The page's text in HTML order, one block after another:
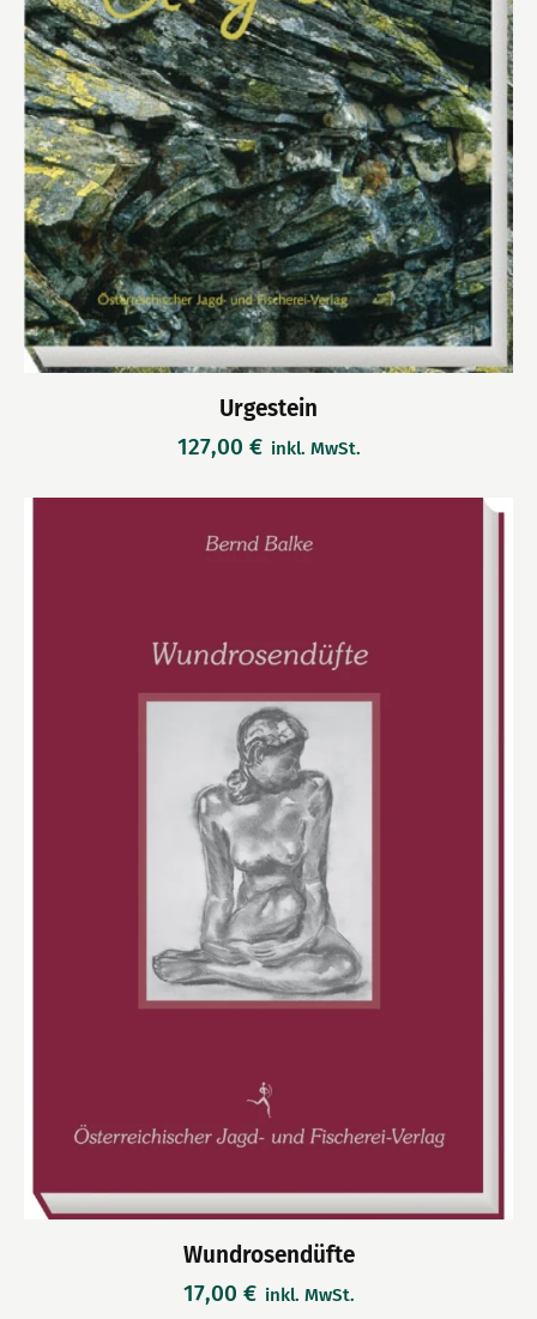
Urgestein
127,00 € inkl. MwSt.
Wundrosendüfte
17,00 € inkl. MwSt.